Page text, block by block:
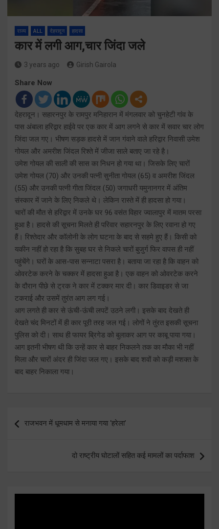
राज्य ALL देहरादून हादसा
कार में लगी आग,चार जिंदा जले
3 years ago Girish Gairola
Share Now
देहरादून। सहारनपुर के रामपुर मनिहारान में मंगलवार को चुनहेटी गांव के
पास अंबाला हरिद्वार हाईवे पर एक कार में आग लगने से कार में सवार चार लोग
जिंदा जल गए। भीषण सड़क हादसे में जान गंवाने वाले हरिद्वार निवासी उमेश
गोयल और अमरीश जिंदल रिश्ते में जीजा साले बताए जा रहे है।
उमेश गोयल की साली की सास का निधन हो गया था। जिसके लिए चारों
उमेश गोयल (70) और उनकी पत्नी सुनीता गोयल (65) व अमरीश जिंदल
(55) और उनकी पत्नी गीता जिंदल (50) जगाधरी यमुनानगर में अंतिम
संस्कार में जाने के लिए निकले थे। लेकिन रास्ते में ही हादसा हो गया।
चारों की मौत से हरिद्वार में उनके घर 96 वसंत विहार ज्वालापुर में मातम परसा
हुआ है। हादसे की सूचना मिलते ही परिवार सहारनपुर के लिए रवाना हो गए
हैं। रिश्तेदार और कॉलोनी के लोग घटना के बाद से सहमे हुए हैं। किसी को
यकीन नहीं हो रहा है कि सुबह घर से निकले चारों बुजुर्ग फिर वापस ही नहीं
पहुंचेंगे। घरों के आस-पास सन्नाटा पसरा है। बताया जा रहा है कि वाहन को
ओवरटेक करने के चक्कर में हादसा हुआ है। एक वाहन को ओवरटेक करने
के दौरान पीछे से ट्रक ने कार में टक्कर मार दी। कार डिवाइडर से जा
टकराई और उसमें तुरंत आग लग गई।
आग लगते ही कार से ऊंची-ऊंची लपटें उठने लगी। इसके बाद देखते ही
देखते चंद मिनटों में ही कार पूरी तरह जल गई। लोगों ने तुंरत इसकी सूचना
पुलिस को दी। साथ ही फायर ब्रिगेड को बुलाकर आग पर काबू पाया गया।
आग इतनी भीषण थी कि उन्हें कार से बाहर निकलने तक का मौका भी नहीं
मिला और चारों अंदर ही जिंदा जल गए। इसके बाद शवों को कड़ी मशक्त के
बाद बाहर निकाला गया।
navigation
राजभवन में धूमधाम से मनाया गया ‘हरेला’
दो राष्ट्रीय घोटालों सहित कई मामलों का पर्दाफाश